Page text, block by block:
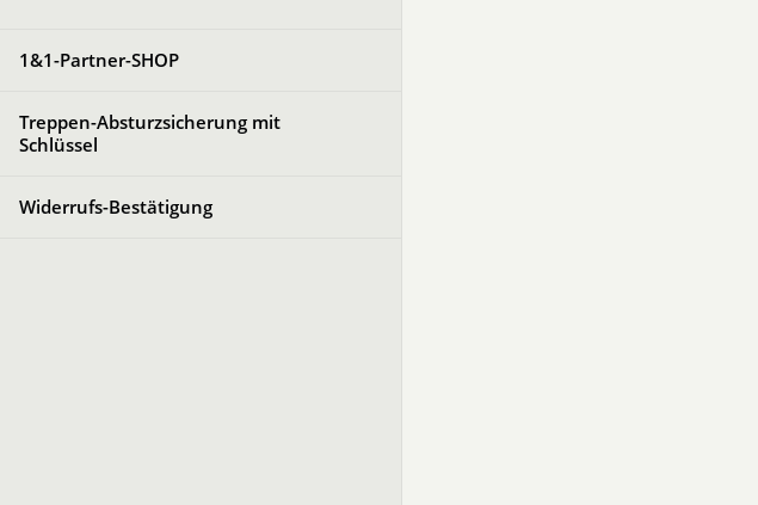
1&1-Partner-SHOP
Treppen-Absturzsicherung mit
Schlüssel
Widerrufs-Bestätigung